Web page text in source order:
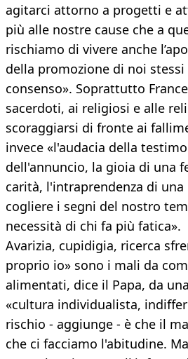
agitarci attorno a progetti e
più alle nostre cause che a
rischiamo di vivere anche
della promozione di noi
consenso». Soprattutto
sacerdoti, ai religiosi e alle
scoraggiarsi di fronte ai
invece «l'audacia della
dell'annuncio, la gioia di una
carità, l'intraprendenza di una
cogliere i segni del nostro
necessità di chi fa più fatica».
Avarizia, cupidigia, ricerca
proprio io» sono i mali da
alimentati, dice il Papa, da una
«cultura individualista,
rischio - aggiunge - è che il
che ci facciamo l'abitudine.